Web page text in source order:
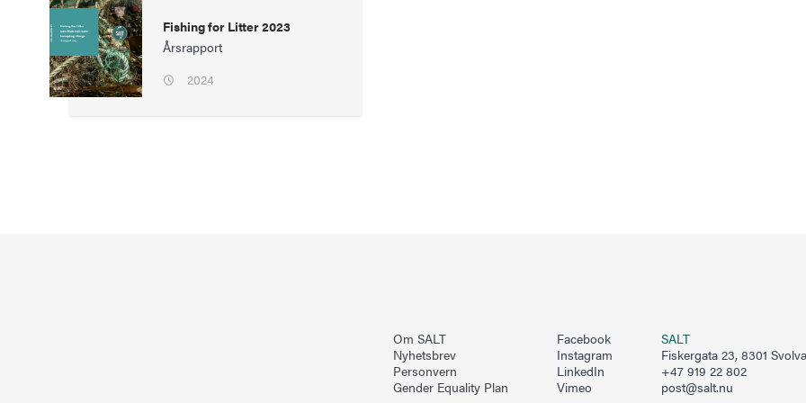
Fishing for Litter 2023
Årsrapport
2024
Om SALT
Nyhetsbrev
Personvern
Gender Equality Plan
Facebook
Instagram
LinkedIn
Vimeo
SALT
Fiskergata 23, 8301
+47 919 22 802
post@salt.nu